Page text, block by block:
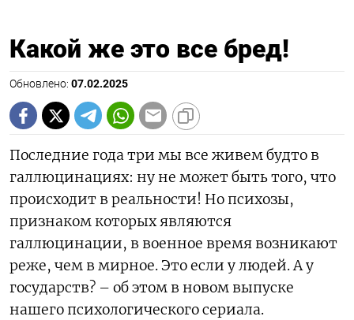
Какой же это все бред!
Обновлено: 07.02.2025
Последние года три мы все живем будто в
галлюцинациях: ну не может быть того, что
происходит в реальности! Но психозы,
признаком которых являются
галлюцинации, в военное время возникают
реже, чем в мирное. Это если у людей. А у
государств? – об этом в новом выпуске
нашего психологического сериала.